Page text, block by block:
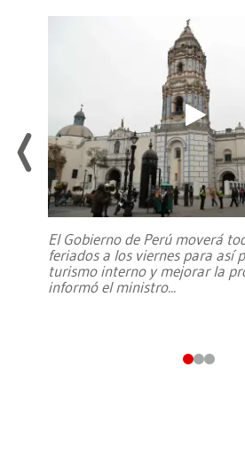
El Gobierno de Perú moverá
feriados a los viernes para así
turismo interno y mejorar la
informó el ministro...